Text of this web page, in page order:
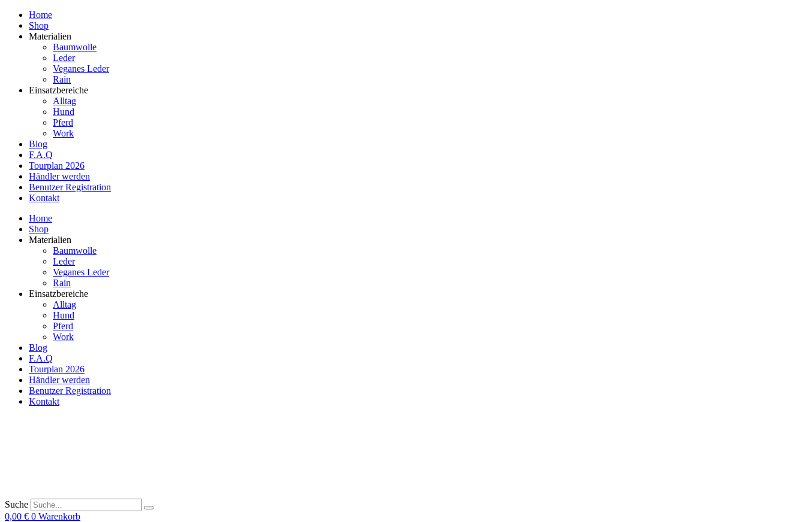
Home
Shop
Materialien
Baumwolle
Leder
Veganes Leder
Rain
Einsatzbereiche
Alltag
Hund
Pferd
Work
Blog
F.A.Q
Tourplan 2026
Händler werden
Benutzer Registration
Kontakt
Home
Shop
Materialien
Baumwolle
Leder
Veganes Leder
Rain
Einsatzbereiche
Alltag
Hund
Pferd
Work
Blog
F.A.Q
Tourplan 2026
Händler werden
Benutzer Registration
Kontakt
Suche
0,00 € 0 Warenkorb